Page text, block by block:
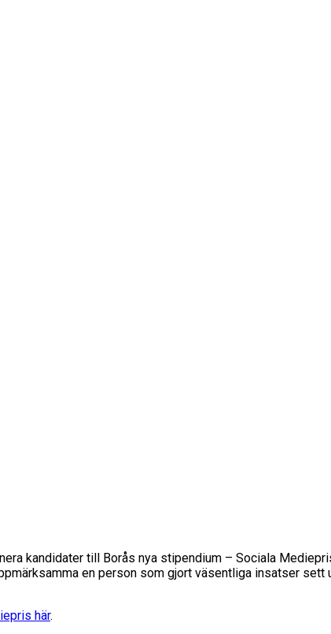
kandidater till Borås nya stipendium – Sociala
en person som gjort väsentliga insatser
här.